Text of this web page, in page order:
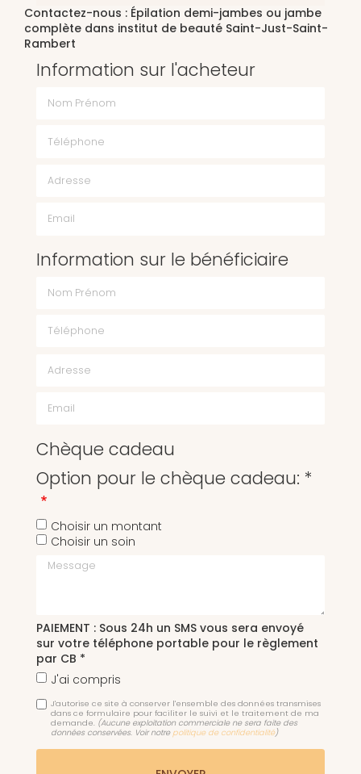
Contactez-nous : Épilation demi-jambes ou jambe
complète dans institut de beauté Saint-Just-Saint-
Rambert
Information sur l'acheteur
Information sur le bénéficiaire
Chèque cadeau
Option pour le chèque cadeau: *
Choisir un montant
Choisir un soin
Message
PAIEMENT : Sous 24h un SMS vous sera envoyé
sur votre téléphone portable pour le règlement
par CB *
J'ai compris
J'autorise ce site à conserver l'ensemble des données transmises
dans ce formulaire pour faciliter le suivi et le traitement de ma
demande. (Aucune exploitation commerciale ne sera faite des
données conservées. Voir notre politique de confidentialité)